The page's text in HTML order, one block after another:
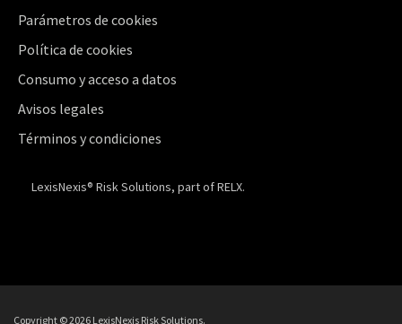
Parámetros de cookies
Política de cookies
Consumo y acceso a datos
Avisos legales
Términos y condiciones
LexisNexis® Risk Solutions, part of RELX.
Copyright ©2026 LexisNexis Risk Solutions.